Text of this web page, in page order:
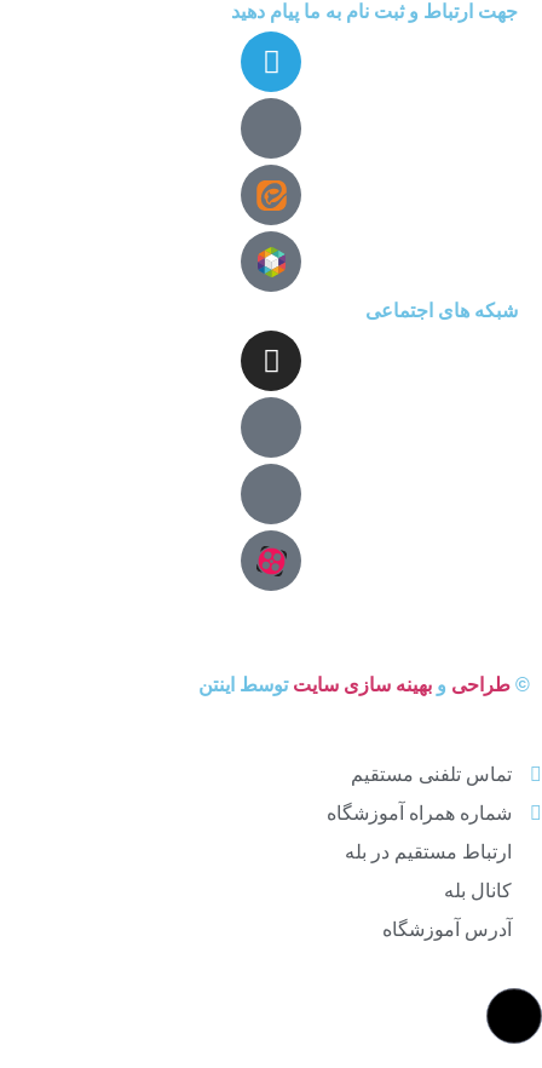
جهت ارتباط و ثبت نام به ما پیام دهید
شبکه های اجتماعی
© طراحی و بهینه سازی سایت توسط اینتن
تماس تلفنی مستقیم
شماره همراه آموزشگاه
ارتباط مستقیم در بله
کانال بله
آدرس آموزشگاه